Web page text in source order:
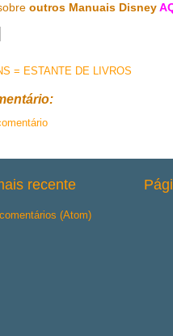
outros Manuais Disney
= ESTANTE DE LIVROS
recente
(Atom)